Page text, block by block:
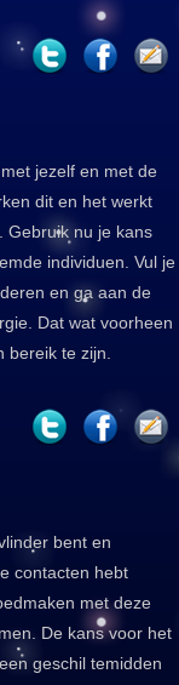
jezelf en met de
dit en het werkt
Gebruik nu je kans
individuen. Vul je
en ga aan de
Dat wat voorheen
bereik te zijn.
bent en
contacten hebt
met deze
De kans voor het
geschil temidden